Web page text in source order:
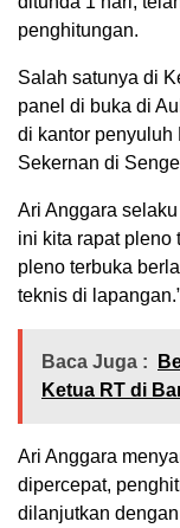
penghitungan.
Salah satunya di
panel di buka di
di kantor penyuluh
Sekernan di
Ari Anggara
ini kita rapat pleno
pleno terbuka
teknis di
Baca Juga :
Ketua RT di
Ari Anggara
dipercepat,
dilanjutkan